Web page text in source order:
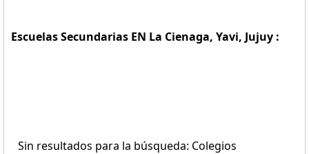
Escuelas Secundarias EN La Cienaga, Yavi, Jujuy :
Sin resultados para la búsqueda: Colegios